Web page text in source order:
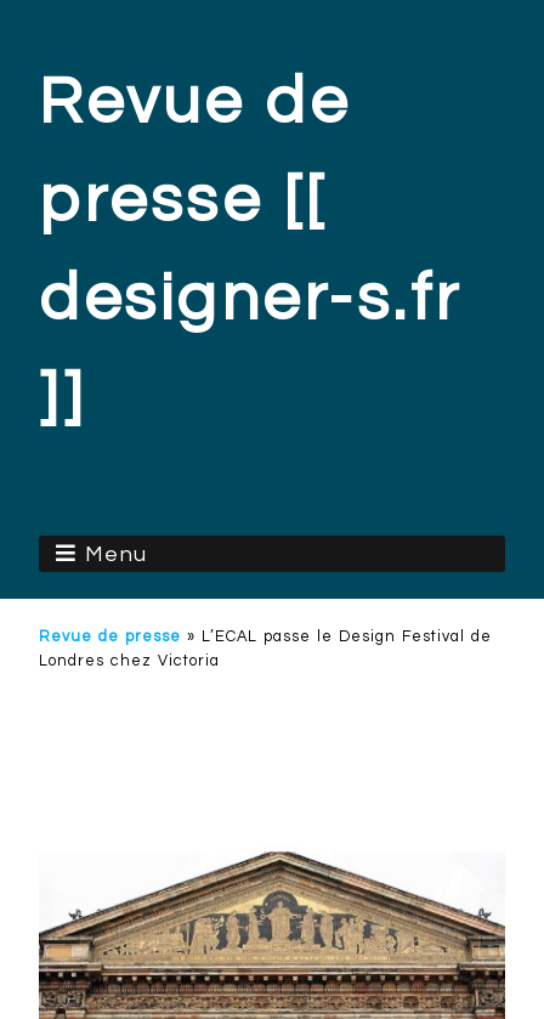
Revue de
presse [[
designer-s.fr
]]
Menu
Revue de presse »
L’ECAL passe le Design Festival de
Londres chez Victoria